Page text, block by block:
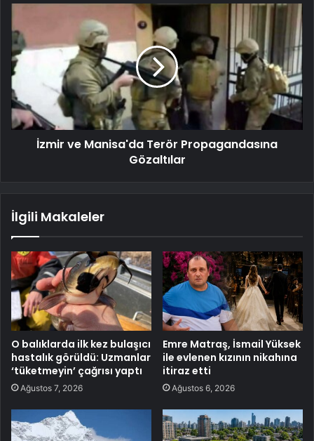
İzmir ve Manisa'da Terör Propagandasına
Gözaltılar
İlgili Makaleler
O balıklarda ilk kez bulaşıcı
hastalık görüldü: Uzmanlar
‘tüketmeyin’ çağrısı yaptı
Ağustos 7, 2026
Emre Matraş, İsmail Yüksek
ile evlenen kızının nikahına
itiraz etti
Ağustos 6, 2026